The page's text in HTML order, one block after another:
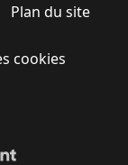
Plan du site
cookies